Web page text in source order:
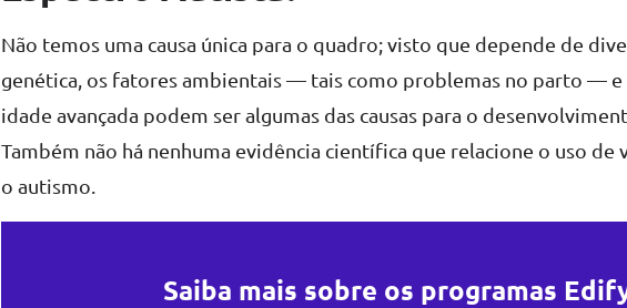
Não temos uma causa única para o quadro; visto que depende de
genética, os fatores ambientais — tais como problemas no parto — e
idade avançada podem ser algumas das causas para o
Também não há nenhuma evidência científica que relacione o uso de
o autismo.
Saiba mais sobre os programas